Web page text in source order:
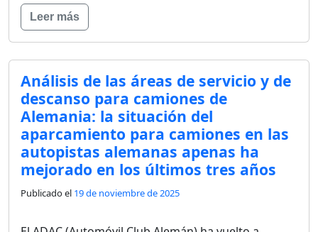
Leer más
Análisis de las áreas de servicio y de
descanso para camiones de
Alemania: la situación del
aparcamiento para camiones en las
autopistas alemanas apenas ha
mejorado en los últimos tres años
Publicado el 19 de noviembre de 2025